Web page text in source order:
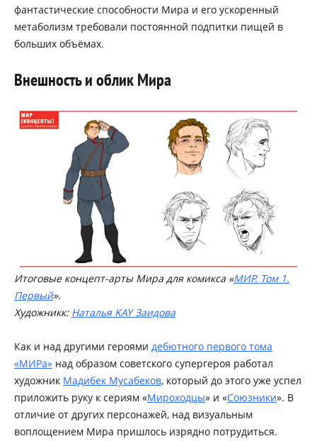
фантастические способности Мира и его ускоренный
метаболизм требовали постоянной подпитки пищей в
больших объёмах.
Внешность и облик Мира
Итоговые концепт-арты Мира для комикса «МИР. Том 1.
Первый».
Художникк: Наталья KAY Заидова
Как и над другими героями дебютного первого тома
«МИРа» над образом советского супергероя работал
художник Мадибек Мусабеков, который до этого уже успел
приложить руку к сериям «Мироходцы» и «Союзники». В
отличие от других персонажей, над визуальным
воплощением Мира пришлось изрядно потрудиться.